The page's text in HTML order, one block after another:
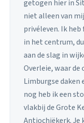
getogen hier in
niet alleen van
privéleven. Ik
in het centrum,
aan de slag in
Overleie, waar de
Limburgse daken
nog heb ik een
vlakbij de Grote
Antiochiëkerk.